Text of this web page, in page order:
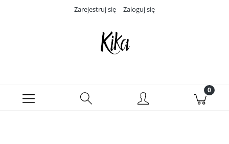
Zarejestruj się Zaloguj się